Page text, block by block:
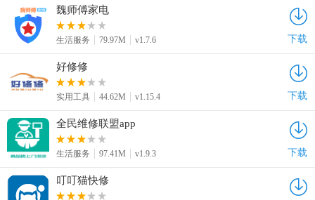
魏师傅家电
生活服务 79.97M v1.7.6 下载
好修修
实用工具 44.62M v1.15.4 下载
全民维修联盟app
生活服务 97.41M v1.9.3 下载
叮叮猫快修